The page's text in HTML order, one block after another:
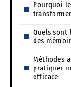
Pourquoi
Quels sont
des
Méthodes
pratiquer
efficace